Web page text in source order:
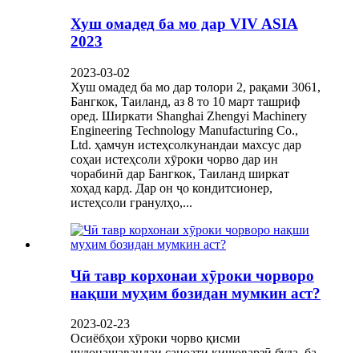
Хуш омадед ба мо дар VIV ASIA
2023
2023-03-02
Хуш омадед ба мо дар толори 2, рақами 3061,
Бангкок, Таиланд, аз 8 то 10 март ташриф
оред. Ширкати Shanghai Zhengyi Machinery
Engineering Technology Manufacturing Co.,
Ltd. ҳамчун истеҳсолкунандаи махсус дар
соҳаи истеҳсоли хӯроки чорво дар ин
чорабинӣ дар Бангкок, Таиланд ширкат
хоҳад кард. Дар он ҷо кондитсионер,
истеҳсоли гранулҳо,...
Чӣ тавр корхонаи хӯроки чорворо
нақши муҳим бозидан мумкин аст?
2023-02-23
Осиёбҳои хӯроки чорво қисми